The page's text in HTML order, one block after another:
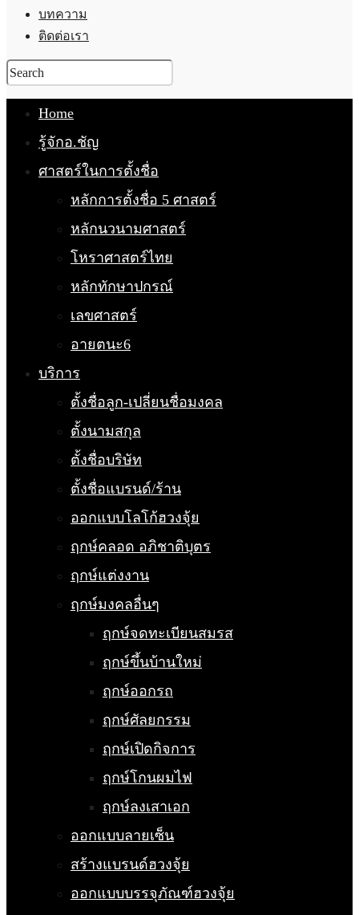
บทความ
ติดต่อเรา
Home
รู้จักอ.ชัญ
ศาสตร์ในการตั้งชื่อ
หลักการตั้งชื่อ 5 ศาสตร์
หลักนวนามศาสตร์
โหราศาสตร์ไทย
หลักทักษาปกรณ์
เลขศาสตร์
อายตนะ6
บริการ
ตั้งชื่อลูก-เปลี่ยนชื่อมงคล
ตั้งนามสกุล
ตั้งชื่อบริษัท
ตั้งชื่อแบรนด์/ร้าน
ออกแบบโลโก้ฮวงจุ้ย
ฤกษ์คลอด อภิชาติบุตร
ฤกษ์แต่งงาน
ฤกษ์มงคลอื่นๆ
ฤกษ์จดทะเบียนสมรส
ฤกษ์ขึ้นบ้านใหม่
ฤกษ์ออกรถ
ฤกษ์ศัลยกรรม
ฤกษ์เปิดกิจการ
ฤกษ์โกนผมไฟ
ฤกษ์ลงเสาเอก
ออกแบบลายเซ็น
สร้างแบรนด์ฮวงจุ้ย
ออกแบบบรรจุภัณฑ์ฮวงจุ้ย